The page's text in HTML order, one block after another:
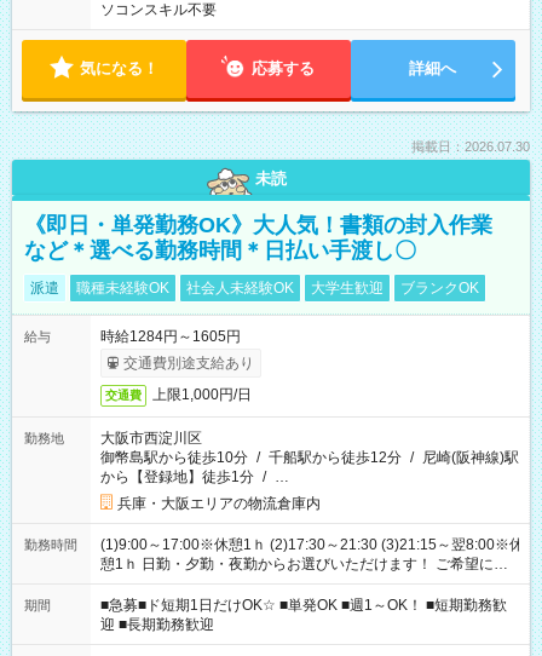
ソコンスキル不要
気になる！ 応募する 詳細へ
掲載日：2026.07.30
未読
《即日・単発勤務OK》大人気！書類の封入作業
など＊選べる勤務時間＊日払い手渡し〇
派遣 職種未経験OK 社会人未経験OK 大学生歓迎 ブランクOK
給与
時給1284円～1605円
交通費別途支給あり
交通費 上限1,000円/日
勤務地
大阪市西淀川区
御幣島駅から徒歩10分 / 千船駅から徒歩12分 / 尼崎(阪神線)駅
から【登録地】徒歩1分 / …
兵庫・大阪エリアの物流倉庫内
勤務時間
(1)9:00～17:00※休憩1ｈ (2)17:30～21:30 (3)21:15～翌8:00※休
憩1ｈ 日勤・夕勤・夜勤からお選びいただけます！ ご希望に合
わせて働けるお仕事です(*^^*) 【その他選べる勤務時間】 8-17
時/9-17時/9-18時/10-18時/11-21時/18-22時/20-翌4時/21-翌5
時/22-翌6時/0-翌8時 ご自身のご都合で選んで頂ける完全自由シ
フト！
期間
■急募■ド短期1日だけOK☆ ■単発OK ■週1～OK！ ■短期勤務歓
迎 ■長期勤務歓迎